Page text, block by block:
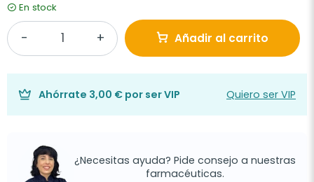
En stock
Añadir al carrito
Ahórrate 3,00 € por ser VIP Quiero ser VIP
¿Necesitas ayuda? Pide consejo a nuestras
farmacéuticas.